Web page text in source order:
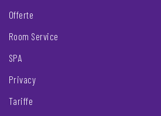
Offerte
Room Service
SPA
Privacy
Tariffe